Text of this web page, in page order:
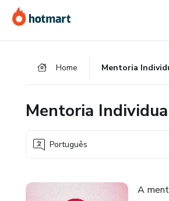
para
o
para
o
para
o
Home Mentoria
Mentoria
Português
A